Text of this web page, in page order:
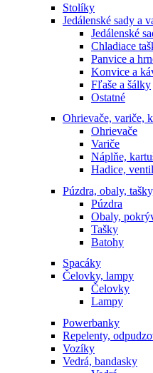
Stolíky
Jedálenské sady a
Jedálenské
Chladiace
Panvice a
Konvice a
Fľaše a šálky
Ostatné
Ohrievače, variče,
Ohrievače
Variče
Náplňe,
Hadice,
Púzdra, obaly,
Púzdra
Obaly,
Tašky
Batohy
Spacáky
Čelovky, lampy
Čelovky
Lampy
Powerbanky
Repelenty,
Vozíky
Vedrá, bandasky